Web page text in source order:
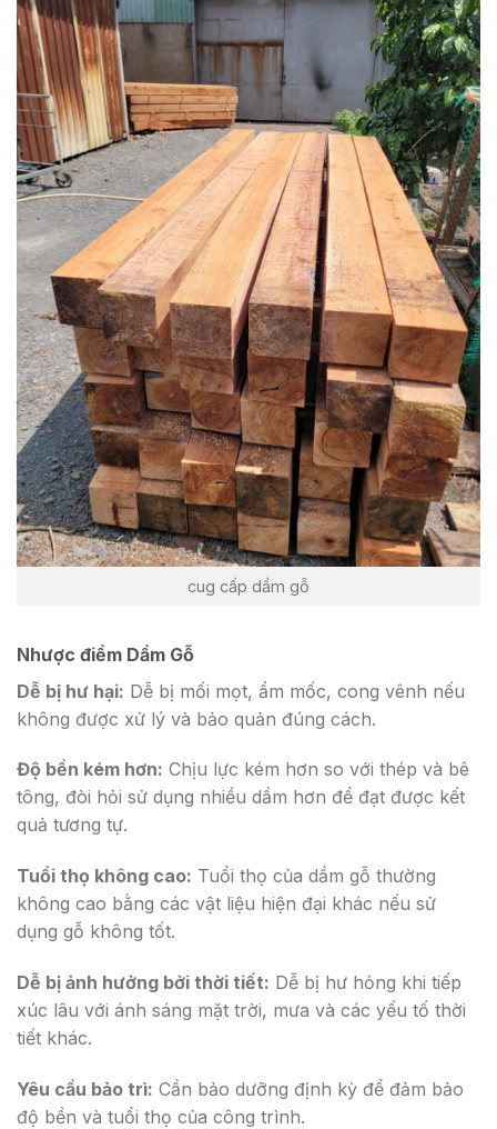
cug cấp dầm gỗ
Nhược điểm Dầm Gỗ
Dễ bị hư hại: Dễ bị mối mọt, ẩm mốc, cong vênh nếu
không được xử lý và bảo quản đúng cách.
Độ bền kém hơn: Chịu lực kém hơn so với thép và bê
tông, đòi hỏi sử dụng nhiều dầm hơn để đạt được kết
quả tương tự.
Tuổi thọ không cao: Tuổi thọ của dầm gỗ thường
không cao bằng các vật liệu hiện đại khác nếu sử
dụng gỗ không tốt.
Dễ bị ảnh hưởng bởi thời tiết: Dễ bị hư hỏng khi tiếp
xúc lâu với ánh sáng mặt trời, mưa và các yếu tố thời
tiết khác.
Yêu cầu bảo trì: Cần bảo dưỡng định kỳ để đảm bảo
độ bền và tuổi thọ của công trình.